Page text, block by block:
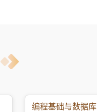
编程基础与数据库